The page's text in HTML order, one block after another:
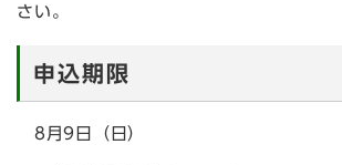
さい。
申込期限
8月9日（日）